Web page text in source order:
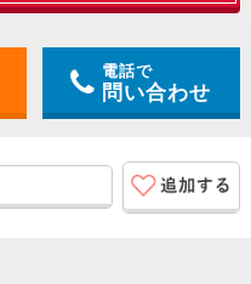
電話で
問い合わせ